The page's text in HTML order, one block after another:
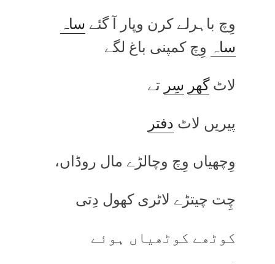
وِچ باہرلے کرن وپار آ گئے ساہ
ساہ وِچ کمپنی باغ لگے
لاٹگھر سِر تے
پیریں لاٹ دفتر
وِچھیاں وِچ وچالڑے مال روڈاں،
چِت چیتڑے لاٹری کھول دِتی
کوٹھے کوٹھیاں ہوئے